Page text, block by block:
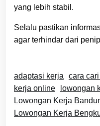
yang lebih stabil.
Selalu pastikan
agar terhindar dari
adaptasi kerja cara
kerja online
lowongan
Lowongan Kerja
Lowongan Kerja